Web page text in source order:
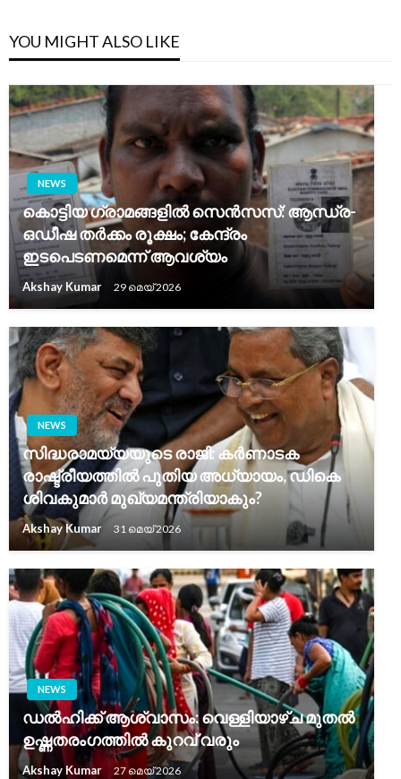
YOU MIGHT ALSO LIKE
NEWS
കൊട്ടിയ ഗ്രാമങ്ങളിൽ സെൻസസ്: ആന്ധ്ര-
ഒഡീഷ തർക്കം രൂക്ഷം; കേന്ദ്രം
ഇടപെടണമെന്ന് ആവശ്യം
Akshay Kumar 29 മെയ്‌ 2026
NEWS
സിദ്ധരാമയ്യയുടെ രാജി: കർണാടക
രാഷ്ട്രീയത്തിൽ പുതിയ അധ്യായം, ഡികെ
ശിവകുമാർ മുഖ്യമന്ത്രിയാകും?
Akshay Kumar 31 മെയ്‌ 2026
NEWS
ഡൽഹിക്ക് ആശ്വാസം: വെള്ളിയാഴ്ച മുതൽ
ഉഷ്ണതരംഗത്തിൽ കുറവ് വരും
Akshay Kumar 27 മെയ്‌ 2026